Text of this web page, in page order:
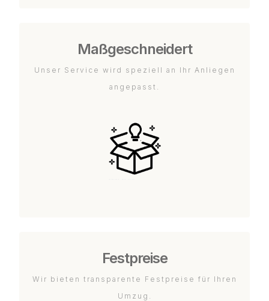
Maßgeschneidert
Unser Service wird speziell an Ihr Anliegen
angepasst.
Festpreise
Wir bieten transparente Festpreise für Ihren
Umzug.